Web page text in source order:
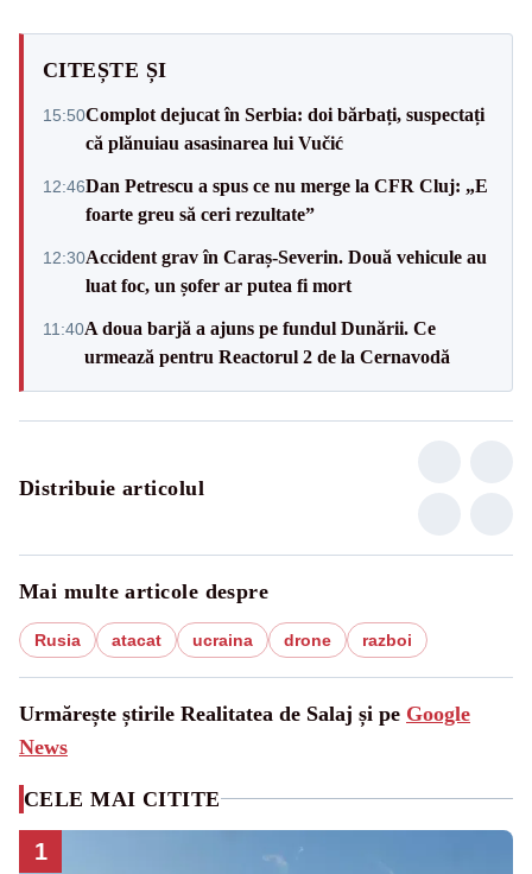
CITEȘTE ȘI
15:50Complot dejucat în Serbia: doi bărbați, suspectați
că plănuiau asasinarea lui Vučić
12:46Dan Petrescu a spus ce nu merge la CFR Cluj: „E
foarte greu să ceri rezultate”
12:30Accident grav în Caraș-Severin. Două vehicule au
luat foc, un șofer ar putea fi mort
11:40A doua barjă a ajuns pe fundul Dunării. Ce
urmează pentru Reactorul 2 de la Cernavodă
Distribuie articolul
Mai multe articole despre
Rusia atacat ucraina drone razboi
Urmărește știrile Realitatea de Salaj și pe Google
News
CELE MAI CITITE
1